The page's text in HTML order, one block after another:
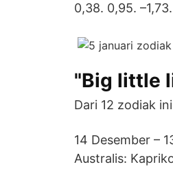
0,38. 0,95.
"Big little
Dari 12 zodiak
14 Desember –
Australis: